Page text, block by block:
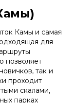
Камы и самая
для
позволяет
так и
проходит
скалами,
парках